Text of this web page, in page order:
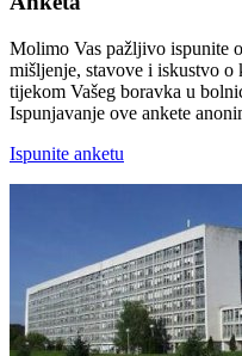
Molimo Vas pažljivo ispunite
mišljenje, stavove i iskustvo
tijekom Vašeg boravka u
Ispunjavanje ove ankete
Ispunite anketu